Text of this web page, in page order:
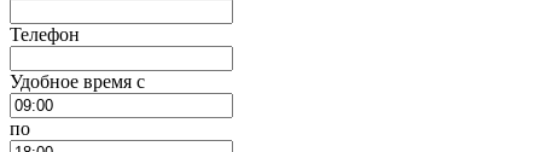
Телефон
Удобное время c
по